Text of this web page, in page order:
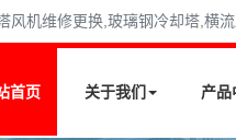
机维修更换,玻璃钢冷却塔,横
首页 关于我们 产品